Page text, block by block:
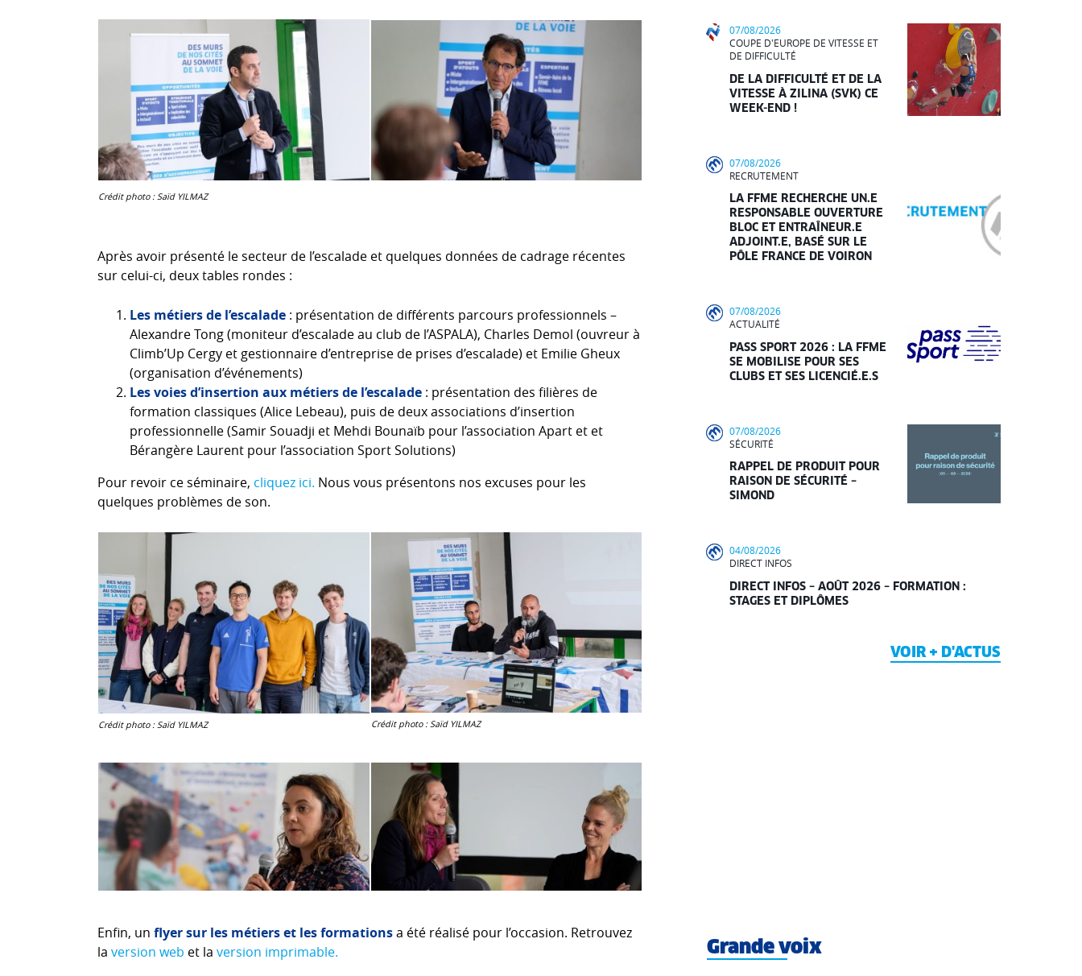
Crédit photo : Saïd YILMAZ
Après avoir présenté le secteur de l’escalade et quelques données de cadrage récentes
sur celui-ci, deux tables rondes :
Les métiers de l’escalade : présentation de différents parcours professionnels –
Alexandre Tong (moniteur d’escalade au club de l’ASPALA), Charles Demol (ouvreur à
Climb’Up Cergy et gestionnaire d’entreprise de prises d’escalade) et Emilie Gheux
(organisation d’événements)
Les voies d’insertion aux métiers de l’escalade : présentation des filières de
formation classiques (Alice Lebeau), puis de deux associations d’insertion
professionnelle (Samir Souadji et Mehdi Bounaïb pour l’association Apart et et
Bérangère Laurent pour l’association Sport Solutions)
Pour revoir ce séminaire, cliquez ici. Nous vous présentons nos excuses pour les
quelques problèmes de son.
Crédit photo : Saïd YILMAZ Crédit photo : Saïd YILMAZ
Enfin, un flyer sur les métiers et les formationsa été réalisé pour l’occasion. Retrouvez
la version web et la version imprimable.
07/08/2026
COUPE D'EUROPE DE VITESSE ET
DE DIFFICULTÉ
DE LA DIFFICULTÉ ET DE LA
VITESSE À ZILINA (SVK) CE
WEEK-END !
07/08/2026
RECRUTEMENT
LA FFME RECHERCHE UN.E
RESPONSABLE OUVERTURE
BLOC ET ENTRAÎNEUR.E
ADJOINT.E, BASÉ SUR LE
PÔLE FRANCE DE VOIRON
07/08/2026
ACTUALITÉ
PASS SPORT 2026 : LA FFME
SE MOBILISE POUR SES
CLUBS ET SES LICENCIÉ.E.S
07/08/2026
SÉCURITÉ
RAPPEL DE PRODUIT POUR
RAISON DE SÉCURITÉ –
SIMOND
04/08/2026
DIRECT INFOS
DIRECT INFOS – AOÛT 2026 – FORMATION :
STAGES ET DIPLÔMES
VOIR + D'ACTUS
Grande voix